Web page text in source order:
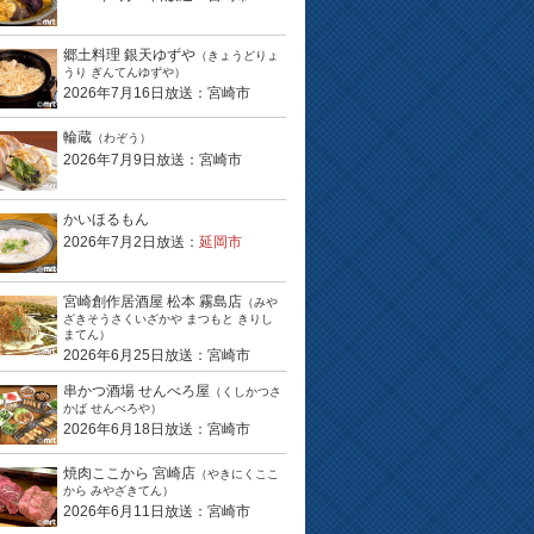
郷土料理 銀天ゆずや （きょうどりょ
うり ぎんてんゆずや）
2026年7月16日放送：宮崎市
輪蔵 （わぞう）
2026年7月9日放送：宮崎市
かいほるもん
2026年7月2日放送： 延岡市
宮崎創作居酒屋 松本 霧島店 （みや
ざきそうさくいざかや まつもと きりし
まてん）
2026年6月25日放送：宮崎市
串かつ酒場 せんべろ屋 （くしかつさ
かば せんべろや）
2026年6月18日放送：宮崎市
焼肉ここから 宮崎店 （やきにくここ
から みやざきてん）
2026年6月11日放送：宮崎市